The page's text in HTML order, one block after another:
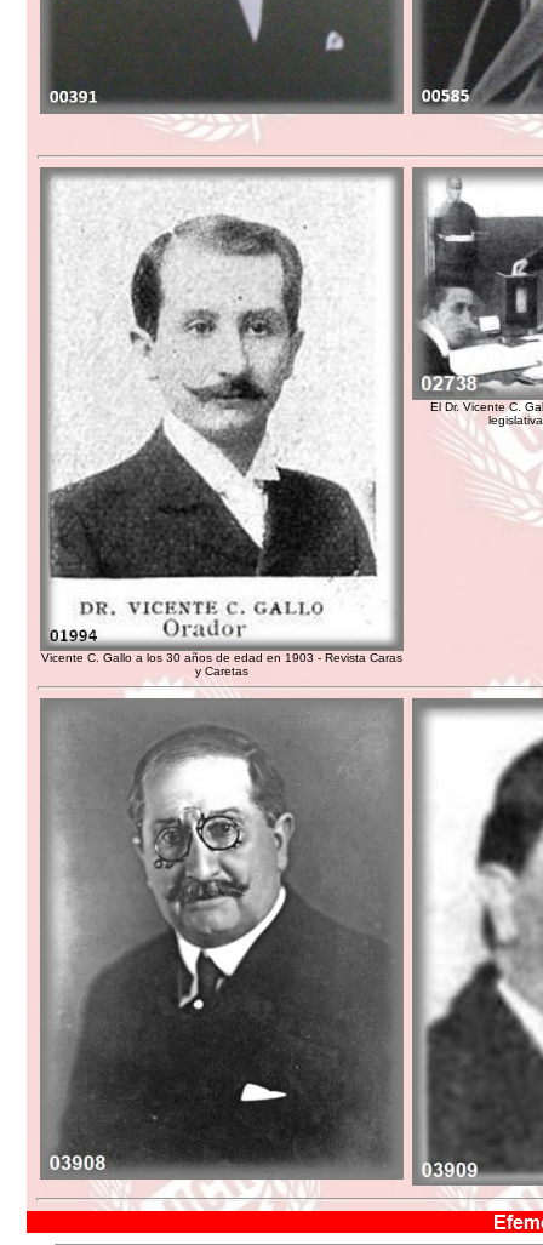
Vicente C. Gallo a los 30 años de edad en 1903 - Revista Caras
y Caretas
El Dr. Vicente C.